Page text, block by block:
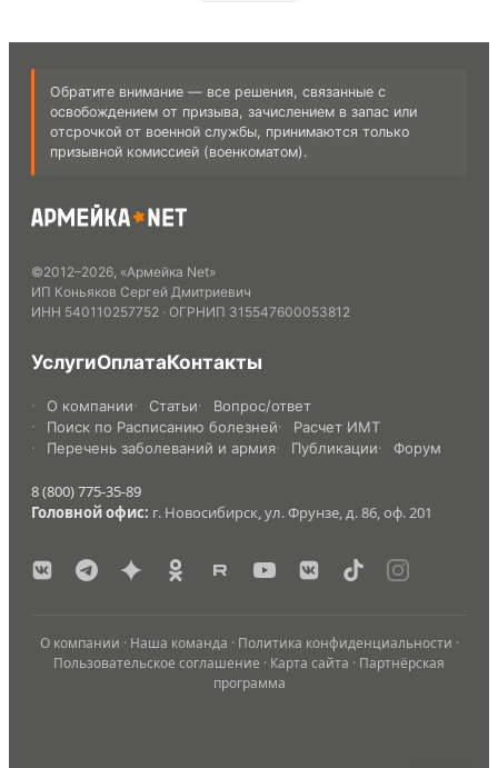
Обратите внимание — все решения, связанные с
освобождением от призыва, зачислением в запас или
отсрочкой от военной службы, принимаются только
призывной комиссией (военкоматом).
©2012–2026, «Армейка Net»
ИП Коньяков Сергей Дмитриевич
ИНН 540110257752 · ОГРНИП 315547600053812
УслугиОплатаКонтакты
О компании Статьи
Вопрос/ответ
Поиск по Расписанию болезней
Расчет ИМТ
Перечень заболеваний и армия
Публикации Форум
8 (800) 775-35-89
Головной офис: г. Новосибирск, ул. Фрунзе, д. 86, оф. 201
О компании · Наша команда · Политика конфиденциальности ·
Пользовательское соглашение · Карта сайта · Партнёрская
программа